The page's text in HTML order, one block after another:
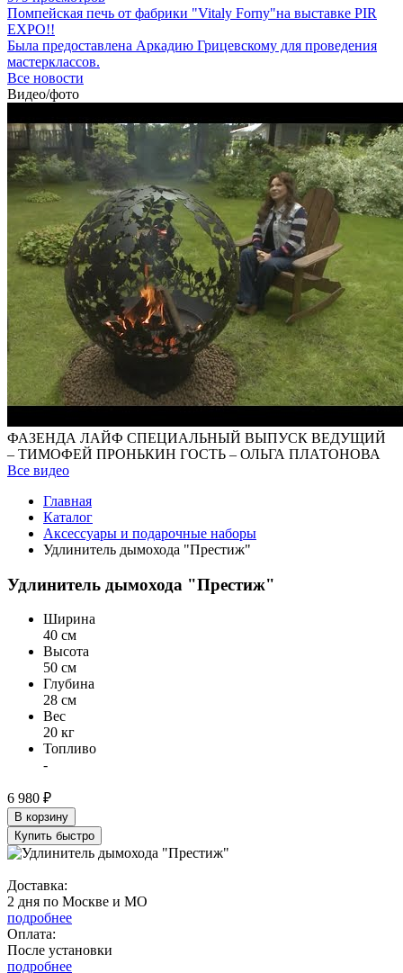
Помпейская печь от фабрики "Vitaly Forny"на выставке PIR
EXPO!!
Была предоставлена Аркадию Грицевскому для проведения
мастерклассов.
Все новости
Видео/фото
ФАЗЕНДА ЛАЙФ СПЕЦИАЛЬНЫЙ ВЫПУСК ВЕДУЩИЙ
– ТИМОФЕЙ ПРОНЬКИН ГОСТЬ – ОЛЬГА ПЛАТОНОВА
Все видео
Главная
Каталог
Аксессуары и подарочные наборы
Удлинитель дымохода "Престиж"
Удлинитель дымохода "Престиж"
Ширина
40 см
Высота
50 см
Глубина
28 см
Вес
20 кг
Топливо
-
6 980 ₽
В корзину
Купить быстро
Доставка:
2 дня по Москве и МО
подробнее
Оплата:
После установки
подробнее